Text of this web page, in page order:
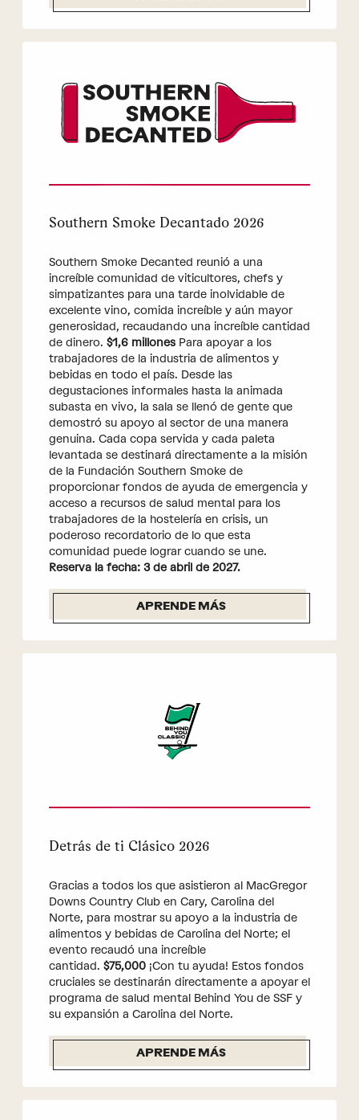
Southern Smoke Decantado 2026
Southern Smoke Decanted reunió a una
increíble comunidad de viticultores, chefs y
simpatizantes para una tarde inolvidable de
excelente vino, comida increíble y aún mayor
generosidad, recaudando una increíble cantidad
de dinero. $1,6 millonesPara apoyar a los
trabajadores de la industria de alimentos y
bebidas en todo el país. Desde las
degustaciones informales hasta la animada
subasta en vivo, la sala se llenó de gente que
demostró su apoyo al sector de una manera
genuina. Cada copa servida y cada paleta
levantada se destinará directamente a la misión
de la Fundación Southern Smoke de
proporcionar fondos de ayuda de emergencia y
acceso a recursos de salud mental para los
trabajadores de la hostelería en crisis, un
poderoso recordatorio de lo que esta
comunidad puede lograr cuando se une.
Reserva la fecha: 3 de abril de 2027.
APRENDE MÁS
Detrás de ti Clásico 2026
Gracias a todos los que asistieron al MacGregor
Downs Country Club en Cary, Carolina del
Norte, para mostrar su apoyo a la industria de
alimentos y bebidas de Carolina del Norte; el
evento recaudó una increíble
cantidad. $75,000 ¡Con tu ayuda! Estos fondos
cruciales se destinarán directamente a apoyar el
programa de salud mental Behind You de SSF y
su expansión a Carolina del Norte.
APRENDE MÁS